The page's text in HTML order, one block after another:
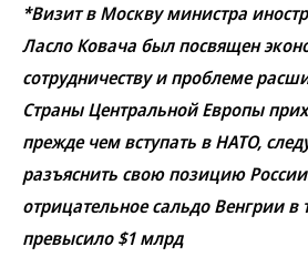
*Визит в Москву министра
Ласло Ковача был посвящен
сотрудничеству и проблеме
Страны Центральной Европы
прежде чем вступать в НАТО,
разъяснить свою позицию
отрицательное сальдо Венгрии в
превысило $1 млрд